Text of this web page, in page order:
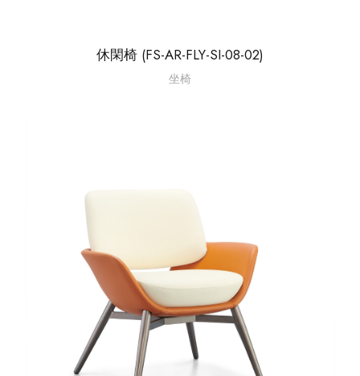
休閑椅 (FS-AR-FLY-SI-08-02)
坐椅